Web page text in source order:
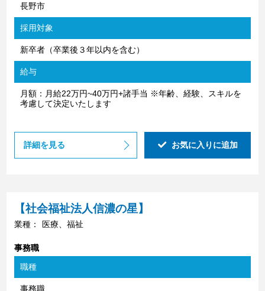
長野市
採用対象
新卒者（卒業後３年以内を含む）
給与
月額：月給22万円~40万円+諸手当 ※年齢、経験、スキルを
考慮して決定いたします
詳細を見る お気に入りに追加
【社会福祉法人信濃の星】
業種： 医療、福祉
事務職
職種
事務職